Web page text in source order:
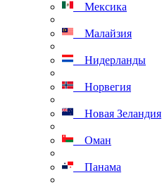
Мексика
Малайзия
Нидерланды
Норвегия
Новая Зеландия
Оман
Панама